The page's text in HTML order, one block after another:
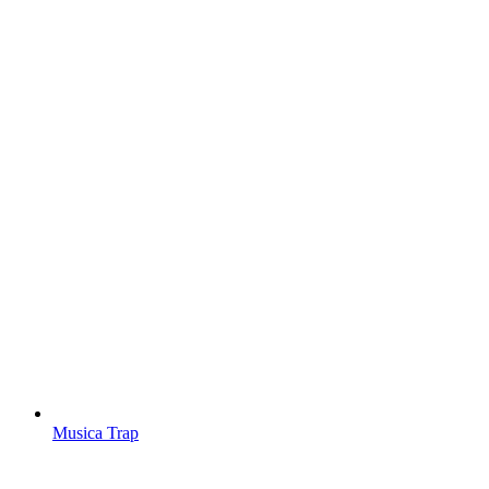
Musica Trap